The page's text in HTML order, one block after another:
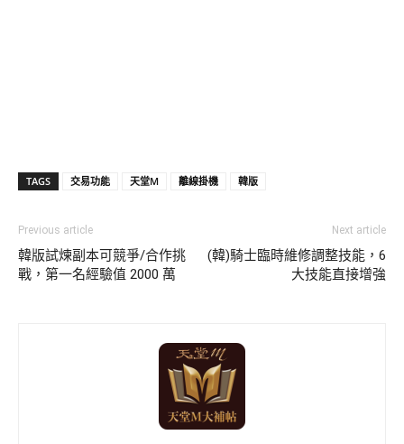
TAGS 交易功能 天堂M 離線掛機 韓版
Previous article
韓版試煉副本可競爭/合作挑
戰，第一名經驗值 2000 萬
Next article
(韓)騎士臨時維修調整技能，6
大技能直接增強